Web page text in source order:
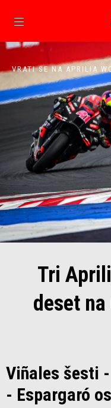
VRATI SE NA APRILIA
Tri
deset
Viñales šesti
- Espargaró